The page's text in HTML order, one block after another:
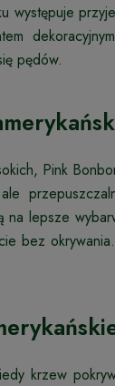
występuje
pędów.
Pink
na lepsze
bez
krzew